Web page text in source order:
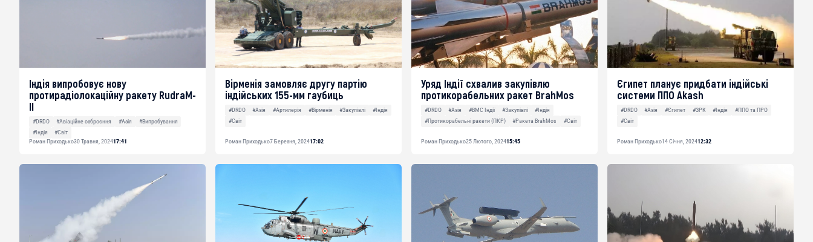
Індія випробовує нову
протирадіолокаційну ракету RudraM-
II
#DRDO #Авіаційне озброєння #Азія
#Випробування
#Індія
#Світ
Роман Приходько30 Травня, 202417:41
Вірменія замовляє другу партію
індійських 155-мм гаубиць
#DRDO #Азія #Артилерія #Вірменія #Закупівлі
#Індія
#Світ
Роман Приходько7 Березня, 202417:02
Уряд Індії схвалив закупівлю
протикорабельних ракет BrahMos
#DRDO #Азія #ВМС Індії #Закупівлі
#Індія
#Протикорабельні ракети (ПКР)
#Ракета BrahMos #Світ
Роман Приходько25 Лютого, 202415:45
Єгипет планує придбати індійські
системи ППО Akash
#DRDO #Азія #Єгипет #ЗРК #Індія
#ППО та ПРО
#Світ
Роман Приходько14 Січня, 202412:32